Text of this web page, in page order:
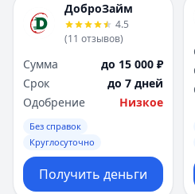
ДоброЗайм
4.5
(11 отзывов)
Сумма
до 15 000 ₽
Срок
до 7 дней
Одобрение
Низкое
Без справок
Круглосуточно
Получить деньги